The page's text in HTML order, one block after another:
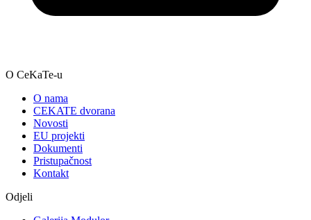
O CeKaTe-u
O nama
CEKATE dvorana
Novosti
EU projekti
Dokumenti
Pristupačnost
Kontakt
Odjeli